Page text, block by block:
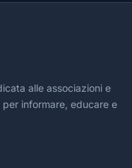
alle associazioni e
informare, educare e